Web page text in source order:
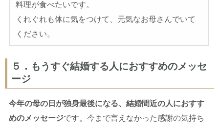
料理が食べたいです。
くれぐれも体に気をつけて、元気なお母さんでいて
ください。
５．もうすぐ結婚する人におすすめのメッセ
ージ
今年の母の日が独身最後になる、結婚間近の人におすす
めのメッセージです。今まで言えなかった感謝の気持ち